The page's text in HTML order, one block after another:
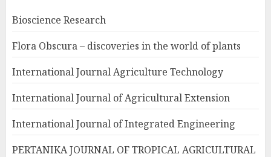
Bioscience Research
Flora Obscura – discoveries in the world of plants
International Journal Agriculture Technology
International Journal of Agricultural Extension
International Journal of Integrated Engineering
PERTANIKA JOURNAL OF TROPICAL AGRICULTURAL